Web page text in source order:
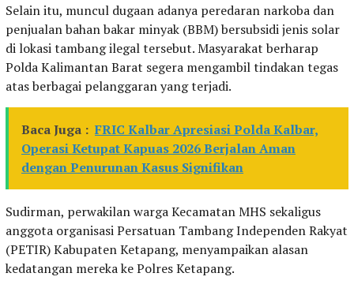
Selain itu, muncul dugaan adanya peredaran narkoba dan
penjualan bahan bakar minyak (BBM) bersubsidi jenis solar
di lokasi tambang ilegal tersebut. Masyarakat berharap
Polda Kalimantan Barat segera mengambil tindakan tegas
atas berbagai pelanggaran yang terjadi.
Baca Juga : FRIC Kalbar Apresiasi Polda Kalbar,
Operasi Ketupat Kapuas 2026 Berjalan Aman
dengan Penurunan Kasus Signifikan
Sudirman, perwakilan warga Kecamatan MHS sekaligus
anggota organisasi Persatuan Tambang Independen Rakyat
(PETIR) Kabupaten Ketapang, menyampaikan alasan
kedatangan mereka ke Polres Ketapang.